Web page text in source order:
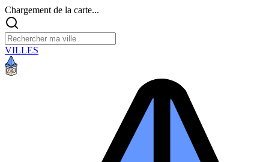
Chargement de la carte...
VILLES